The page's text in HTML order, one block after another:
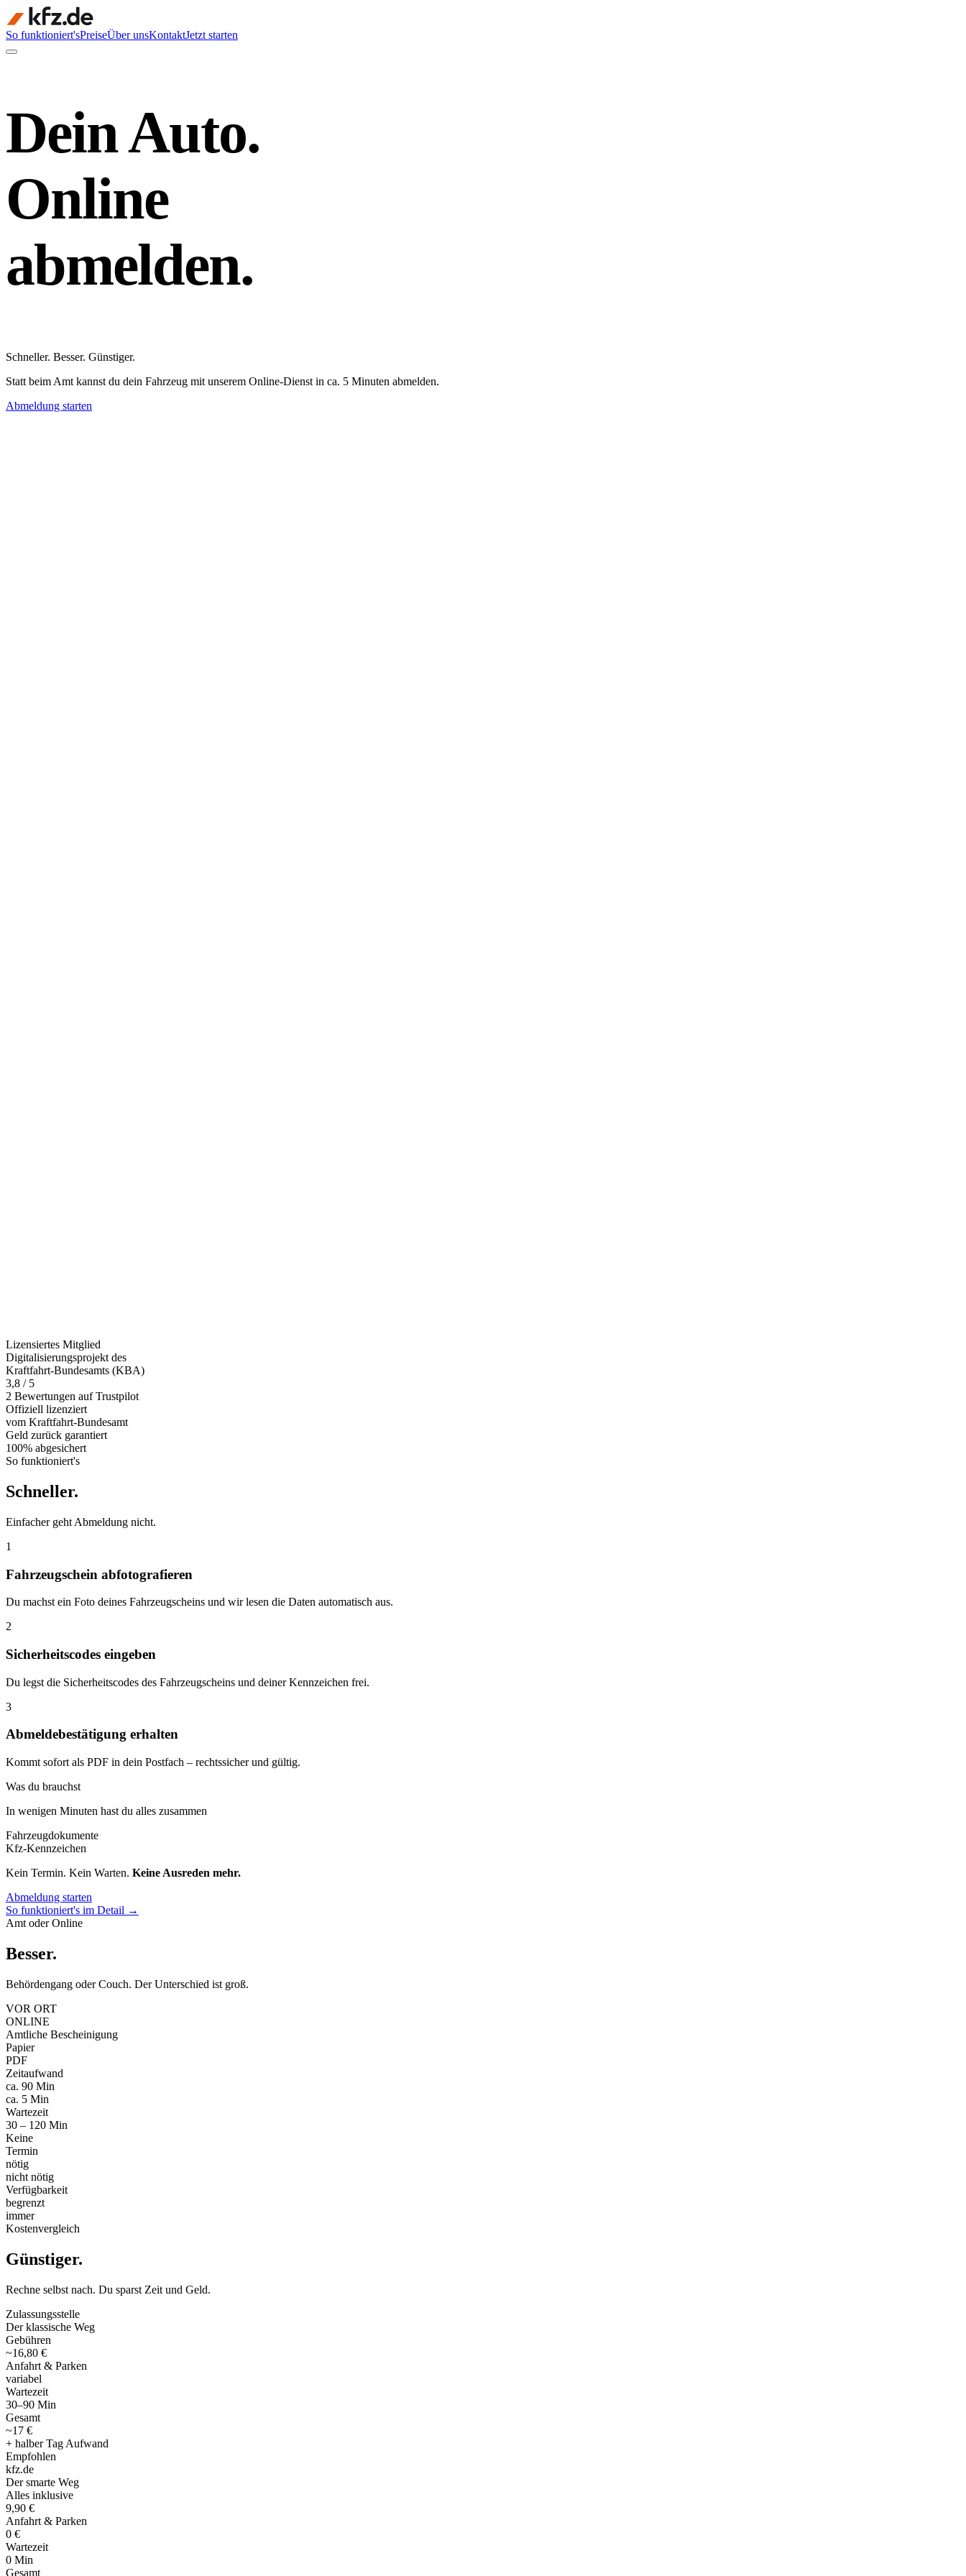
So funktioniert'sPreiseÜber unsKontaktJetzt starten
Dein Auto.
Online
abmelden.
Schneller. Besser. Günstiger.
Statt beim Amt kannst du dein Fahrzeug mit unserem Online-Dienst in ca. 5 Minuten abmelden.
Abmeldung starten
Lizensiertes Mitglied
Digitalisierungsprojekt des
Kraftfahrt-Bundesamts (KBA)
3,8 / 5
2 Bewertungen auf Trustpilot
Offiziell lizenziert
vom Kraftfahrt-Bundesamt
Geld zurück garantiert
100% abgesichert
So funktioniert's
Schneller.
Einfacher geht Abmeldung nicht.
1
Fahrzeugschein abfotografieren
Du machst ein Foto deines Fahrzeugscheins und wir lesen die Daten automatisch aus.
2
Sicherheitscodes eingeben
Du legst die Sicherheitscodes des Fahrzeugscheins und deiner Kennzeichen frei.
3
Abmeldebestätigung erhalten
Kommt sofort als PDF in dein Postfach – rechtssicher und gültig.
Was du brauchst
In wenigen Minuten hast du alles zusammen
Fahrzeugdokumente
Kfz-Kennzeichen
Kein Termin. Kein Warten. Keine Ausreden mehr.
Abmeldung starten
So funktioniert's im Detail →
Amt oder Online
Besser.
Behördengang oder Couch. Der Unterschied ist groß.
VOR ORT
ONLINE
Amtliche Bescheinigung
Papier
PDF
Zeitaufwand
ca. 90 Min
ca. 5 Min
Wartezeit
30 – 120 Min
Keine
Termin
nötig
nicht nötig
Verfügbarkeit
begrenzt
immer
Kostenvergleich
Günstiger.
Rechne selbst nach. Du sparst Zeit und Geld.
Zulassungsstelle
Der klassische Weg
Gebühren
~16,80 €
Anfahrt & Parken
variabel
Wartezeit
30–90 Min
Gesamt
~17 €
+ halber Tag Aufwand
Empfohlen
kfz.de
Der smarte Weg
Alles inklusive
9,90 €
Anfahrt & Parken
0 €
Wartezeit
0 Min
Gesamt